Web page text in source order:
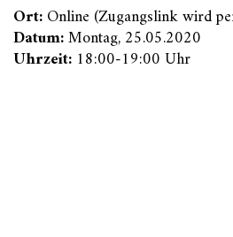
Ort:Online (Zugangslink wird
Datum:Montag, 25.05.2020
Uhrzeit: 18:00-19:00 Uhr